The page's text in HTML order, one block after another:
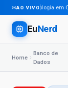
AO VIVO
Tecnologia em
EuNerd
Home
Banco de
Dados